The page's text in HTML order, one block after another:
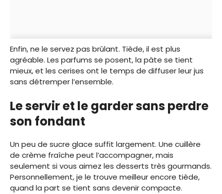
Enfin, ne le servez pas brûlant. Tiède, il est plus
agréable. Les parfums se posent, la pâte se tient
mieux, et les cerises ont le temps de diffuser leur jus
sans détremper l’ensemble.
Le servir et le garder sans perdre
son fondant
Un peu de sucre glace suffit largement. Une cuillère
de crème fraîche peut l’accompagner, mais
seulement si vous aimez les desserts très gourmands.
Personnellement, je le trouve meilleur encore tiède,
quand la part se tient sans devenir compacte.